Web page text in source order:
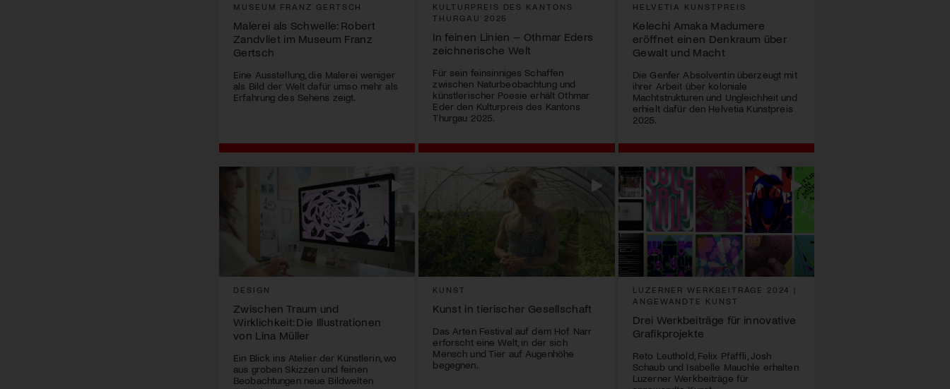
MUSEUM FRANZ GERTSCH
Malerei als Schwelle: Robert
Zandvliet im Museum Franz
Gertsch
Eine Ausstellung, die Malerei weniger
als Bild der Welt dafür umso mehr als
Erfahrung des Sehens zeigt.
KULTURPREIS DES KANTONS
THURGAU 2025
In feinen Linien – Othmar Eders
zeichnerische Welt
Für sein feinsinniges Schaffen
zwischen Naturbeobachtung und
künstlerischer Poesie erhält Othmar
Eder den Kulturpreis des Kantons
Thurgau 2025.
HELVETIA KUNSTPREIS
Kelechi Amaka Madumere
eröffnet einen Denkraum über
Gewalt und Macht
Die Genfer Absolventin überzeugt mit
ihrer Arbeit über koloniale
Machtstrukturen und Ungleichheit und
erhielt dafür den Helvetia Kunstpreis
2025.
DESIGN
Zwischen Traum und
Wirklichkeit: Die Illustrationen
von Lina Müller
Ein Blick ins Atelier der Künstlerin, wo
aus groben Skizzen und feinen
Beobachtungen neue Bildwelten
KUNST
Kunst in tierischer Gesellschaft
Das Arten Festival auf dem Hof Narr
erforscht eine Welt, in der sich
Mensch und Tier auf Augenhöhe
begegnen.
LUZERNER WERKBEITRÄGE 2024 |
ANGEWANDTE KUNST
Drei Werkbeiträge für innovative
Grafikprojekte
Reto Leuthold, Felix Pfäffli, Josh
Schaub und Isabelle Mauchle erhalten
Luzerner Werkbeiträge für